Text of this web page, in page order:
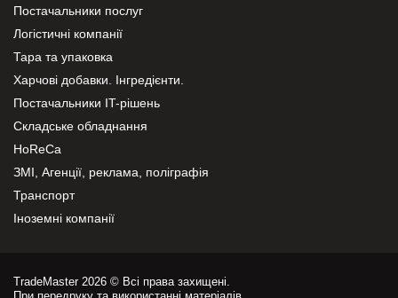
Постачальники послуг
Логістичні компанії
Тара та упаковка
Харчові добавки. Інгредієнти.
Постачальники IT-рішень
Складське обладнання
HoReCa
ЗМІ, Агенції, реклама, поліграфія
Транспорт
Іноземні компанії
TradeMaster 2026 © Всі права захищені.